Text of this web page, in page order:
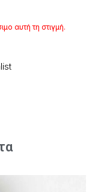
αυτή τη στιγμή.